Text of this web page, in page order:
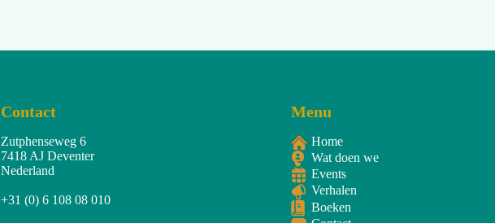
Contact
Zutphenseweg 6
7418 AJ Deventer
Nederland
+31 (0) 6 108 08 010
Menu
Home
Wat doen we
Events
Verhalen
Boeken